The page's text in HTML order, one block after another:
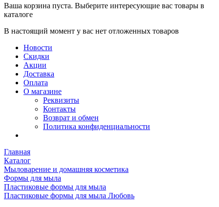
Ваша корзина пуста. Выберите интересующие вас товары в
каталоге
В настоящий момент у вас нет отложенных товаров
Новости
Скидки
Акции
Доставка
Оплата
О магазине
Реквизиты
Контакты
Возврат и обмен
Политика конфиденциальности
Главная
Каталог
Мыловарение и домашняя косметика
Формы для мыла
Пластиковые формы для мыла
Пластиковые формы для мыла Любовь